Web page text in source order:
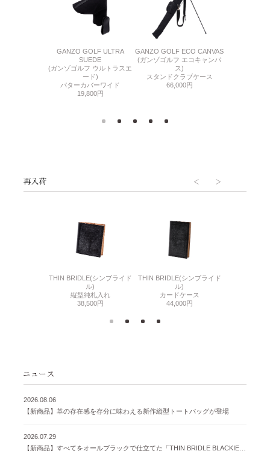
GANZO GOLF ULTRA
SUEDE
(ガンゾゴルフ ウルトラスエ
ード)
パターカバーワイド
19,800円
GANZO GOLF ECO CANVAS
(ガンゾゴルフ エコキャンバ
ス)
スタンドクラブケース
66,000円
THIN BRIDLE(シンブライド
ル)
縦型純札入れ
38,500円
THIN BRIDLE(シンブライド
ル)
カードケース
44,000円
2026.08.06
【新商品】革の存在感を存分に味わえる新作縦型トートバッグが登場
2026.07.29